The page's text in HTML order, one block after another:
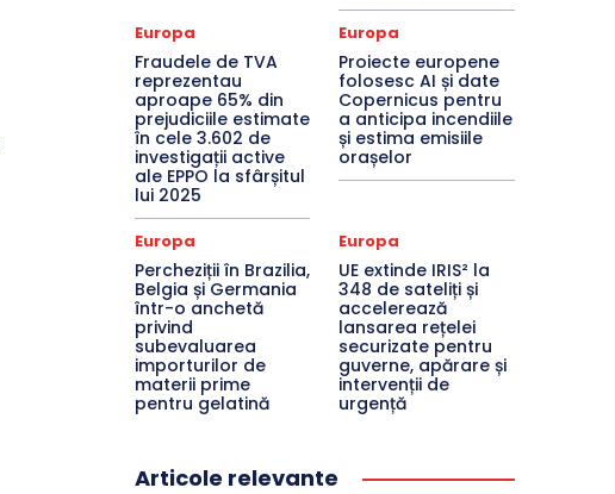
Europa
Fraudele de TVA
reprezentau
aproape 65% din
prejudiciile estimate
în cele 3.602 de
investigații active
ale EPPO la sfârșitul
lui 2025
Europa
Proiecte europene
folosesc AI și date
Copernicus pentru
a anticipa incendiile
și estima emisiile
orașelor
Europa
Percheziții în Brazilia,
Belgia și Germania
într-o anchetă
privind
subevaluarea
importurilor de
materii prime
pentru gelatină
Europa
UE extinde IRIS² la
348 de sateliți și
accelerează
lansarea rețelei
securizate pentru
guverne, apărare și
intervenții de
urgență
Articole relevante